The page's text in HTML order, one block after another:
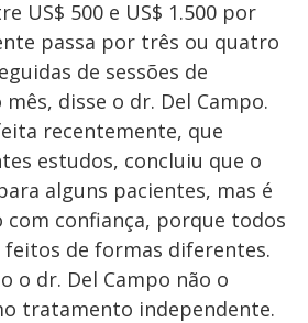
US$ 500 e US$ 1.500 por
passa por três ou quatro
de sessões de
disse o dr. Del Campo.
recentemente, que
estudos, concluiu que o
alguns pacientes, mas é
confiança, porque todos
de formas diferentes.
o dr. Del Campo não o
tratamento independente.